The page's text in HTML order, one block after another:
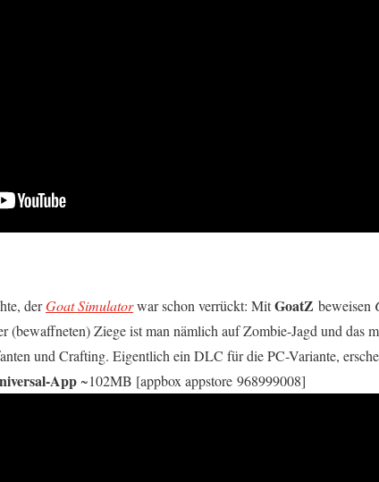
derGoat Simulatorwar schon verrückt: MitGoatZ beweisen
(bewaffneten) Ziege ist man nämlich auf Zombie-Jagd und das
und Crafting. Eigentlich ein DLC für die PC-Variante,
App ~102MB [appbox appstore 968999008]